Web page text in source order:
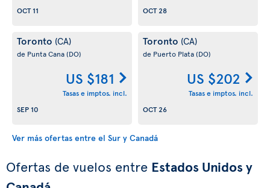
OCT 11
OCT 28
Toronto (CA)
de Punta Cana(DO)
US $181
Tasas e imptos. incl.
SEP 10
Toronto (CA)
de Puerto Plata(DO)
US $202
Tasas e imptos. incl.
OCT 26
Ver más ofertas entre el Sur y Canadá
Ofertas de vuelos entre Estados Unidos y